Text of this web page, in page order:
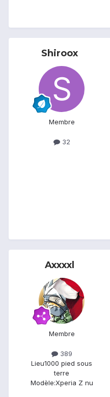
Shiroox
Membre
32
Axxxxl
Membre
389
Lieu1000 pied sous
terre
Modèle:Xperia Z nu